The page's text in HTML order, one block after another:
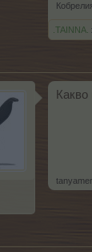
.TAINNA.